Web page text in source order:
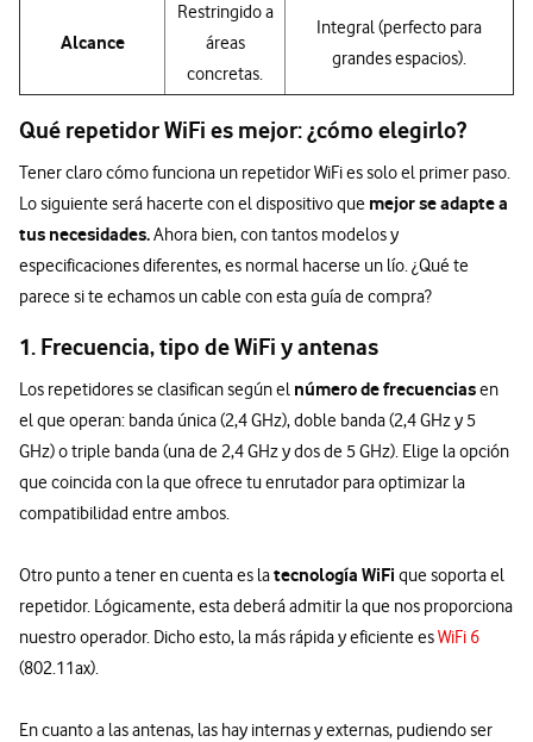
Alcance
Restringido a
áreas
concretas.
Integral (perfecto para
grandes espacios).
Qué repetidor WiFi es mejor: ¿cómo elegirlo?
Tener claro cómo funciona un repetidor WiFi es solo el primer paso.
Lo siguiente será hacerte con el dispositivo que mejor se adapte a
tus necesidades.Ahora bien, con tantos modelos y
especificaciones diferentes, es normal hacerse un lío. ¿Qué te
parece si te echamos un cable con esta guía de compra?
1. Frecuencia, tipo de WiFi y antenas
Los repetidores se clasifican según el número de frecuenciasen
el que operan: banda única (2,4 GHz), doble banda (2,4 GHz y 5
GHz) o triple banda (una de 2,4 GHz y dos de 5 GHz). Elige la opción
que coincida con la que ofrece tu enrutador para optimizar la
compatibilidad entre ambos.
Otro punto a tener en cuenta es latecnología WiFi que soporta el
repetidor. Lógicamente, esta deberá admitir la que nos proporciona
nuestro operador. Dicho esto, la más rápida y eficiente esWiFi 6
(802.11ax).
En cuanto a las antenas, las hay internas y externas, pudiendo ser